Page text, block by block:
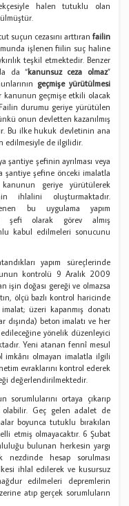
halen tutuklu olan
suçun cezasını arttıran failin
işlenen fiilin suç haline
teşkil etmektedir. Benzer
da “kanunsuz ceza olmaz”
geçmişe yürütülmesi
kanunun geçmişe etkili olacak
Failin durumu geriye yürütülen
onun devletten kazanılmış
Bu ilke hukuk devletinin ana
edilmesiyle de ilgilidir.
şefinin ayrılması veya
şantiye şefine önceki imalatla
geriye yürütülerek
ihlalini oluşturmaktadır.
bu uygulama yapım
şefi olarak görev almış
kabul edilmeleri sonucunu
yapım süreçlerinde
kontrolü 9 Aralık 2009
işin doğası gereği ve olmazsa
ölçü bazlı kontrol haricinde
üzeri kapanmış donatı
dışında) beton imalatı ve her
yönelik düzenleyici
Yeni atanan fennî mesul
imkânı olmayan imalatla ilgili
evraklarını kontrol ederek
değerlendirilmektedir.
ortaya çıkarıp
olabilir. Geç gelen adalet de
boyunca tutuklu bırakılan
etmiş olmayacaktır. 6 Şubat
bulunan herkesin yargı
nezdinde hesap sorulması
ihlal edilerek ve kusursuz
edilmeleri depremlerin
atıp gerçek sorumluların